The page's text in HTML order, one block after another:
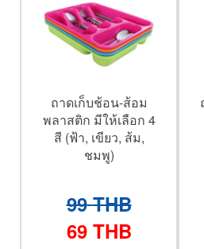
ถาดเก็บช้อน-ส้อม
พลาสติก มีให้เลือก 4
สี (ฟ้า, เขียว, ส้ม,
ชมพู)
99 THB
69 THB